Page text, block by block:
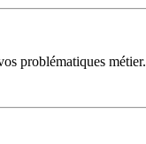
problématiques métier.